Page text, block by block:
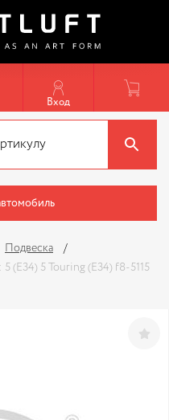
Вход
Подвеска
(E34) 5 Touring (E34) f8-5115